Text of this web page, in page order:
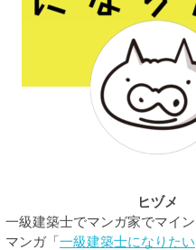
ヒヅメ
一級建築士でマンガ家でマイ
マンガ「一級建築士になりたい